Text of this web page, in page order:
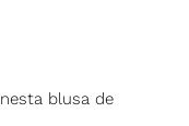
blusa de